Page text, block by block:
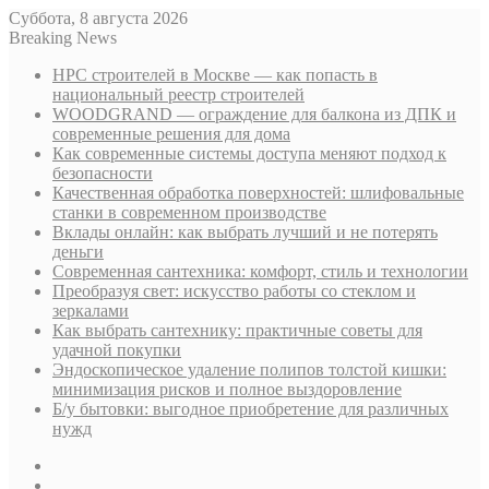
Суббота, 8 августа 2026
Breaking News
НРС строителей в Москве — как попасть в
национальный реестр строителей
WOODGRAND — ограждение для балкона из ДПК и
современные решения для дома
Как современные системы доступа меняют подход к
безопасности
Качественная обработка поверхностей: шлифовальные
станки в современном производстве
Вклады онлайн: как выбрать лучший и не потерять
деньги
Современная сантехника: комфорт, стиль и технологии
Преобразуя свет: искусство работы со стеклом и
зеркалами
Как выбрать сантехнику: практичные советы для
удачной покупки
Эндоскопическое удаление полипов толстой кишки:
минимизация рисков и полное выздоровление
Б/у бытовки: выгодное приобретение для различных
нужд